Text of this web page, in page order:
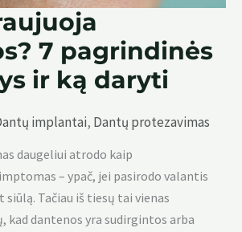
7 pagrindinės
ir ką daryti
implantai, Dantų protezavimas
daugeliui atrodo kaip
– ypač, jei pasirodo valantis
Tačiau iš tiesų tai vienas
kad dantenos yra sudirgintos arba